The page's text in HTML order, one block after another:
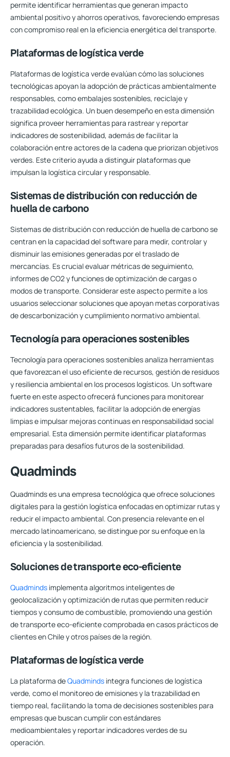
permite identificar herramientas que generan impacto
ambiental positivo y ahorros operativos, favoreciendo empresas
con compromiso real en la eficiencia energética del transporte.
Plataformas de logística verde
Plataformas de logística verde evalúan cómo las soluciones
tecnológicas apoyan la adopción de prácticas ambientalmente
responsables, como embalajes sostenibles, reciclaje y
trazabilidad ecológica. Un buen desempeño en esta dimensión
significa proveer herramientas para rastrear y reportar
indicadores de sostenibilidad, además de facilitar la
colaboración entre actores de la cadena que priorizan objetivos
verdes. Este criterio ayuda a distinguir plataformas que
impulsan la logística circular y responsable.
Sistemas de distribución con reducción de
huella de carbono
Sistemas de distribución con reducción de huella de carbono se
centran en la capacidad del software para medir, controlar y
disminuir las emisiones generadas por el traslado de
mercancías. Es crucial evaluar métricas de seguimiento,
informes de CO2 y funciones de optimización de cargas o
modos de transporte. Considerar este aspecto permite a los
usuarios seleccionar soluciones que apoyan metas corporativas
de descarbonización y cumplimiento normativo ambiental.
Tecnología para operaciones sostenibles
Tecnología para operaciones sostenibles analiza herramientas
que favorezcan el uso eficiente de recursos, gestión de residuos
y resiliencia ambiental en los procesos logísticos. Un software
fuerte en este aspecto ofrecerá funciones para monitorear
indicadores sustentables, facilitar la adopción de energías
limpias e impulsar mejoras continuas en responsabilidad social
empresarial. Esta dimensión permite identificar plataformas
preparadas para desafíos futuros de la sostenibilidad.
Quadminds
Quadminds es una empresa tecnológica que ofrece soluciones
digitales para la gestión logística enfocadas en optimizar rutas y
reducir el impacto ambiental. Con presencia relevante en el
mercado latinoamericano, se distingue por su enfoque en la
eficiencia y la sostenibilidad.
Soluciones de transporte eco-eficiente
Quadminds implementa algoritmos inteligentes de
geolocalización y optimización de rutas que permiten reducir
tiempos y consumo de combustible, promoviendo una gestión
de transporte eco-eficiente comprobada en casos prácticos de
clientes en Chile y otros países de la región.
Plataformas de logística verde
La plataforma deQuadminds integra funciones de logística
verde, como el monitoreo de emisiones y la trazabilidad en
tiempo real, facilitando la toma de decisiones sostenibles para
empresas que buscan cumplir con estándares
medioambientales y reportar indicadores verdes de su
operación.